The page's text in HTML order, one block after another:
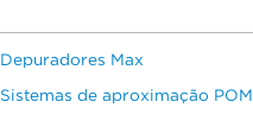
Depuradores Max
Sistemas de aproximação POM